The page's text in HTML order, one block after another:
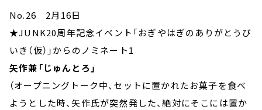
No.26 2月16日
★JUNK20周年記念イベント「おぎやはぎのありがとうび
いき（仮）」からのノミネート1
矢作兼「じゅんとろ」
（オープニングトーク中、セットに置かれたお菓子を食べ
ようとした時、矢作氏が突然発した、絶対にそこには置か